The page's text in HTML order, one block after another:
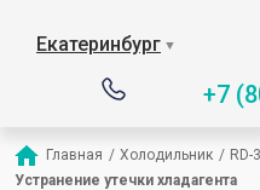
Екатеринбург ▼
+7
Главная / Холодильник / RD-
Устранение утечки хладагента